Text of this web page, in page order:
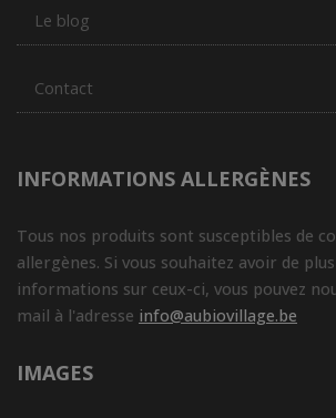
Le blog
Contact
INFORMATIONS ALLERGÈNES
Tous nos produits sont susceptibles de
allergènes. Si vous souhaitez avoir de
informations sur ceux-ci, vous pouvez
mail à l'adresse info@aubiovillage.be
IMAGES